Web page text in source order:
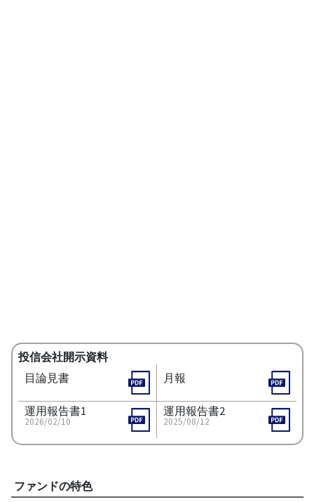
投信会社開示資料
目論見書
月報
運用報告書1
2026/02/10
運用報告書2
2025/08/12
ファンドの特色